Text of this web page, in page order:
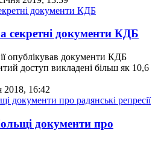
секретні документи КДБ
опублікував документи КДБ
доступ викладені більш як 10,6
2018, 16:42
документи про